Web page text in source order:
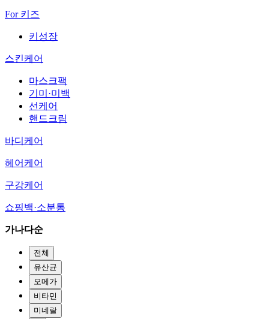
For 키즈
키성장
스킨케어
마스크팩
기미·미백
선케어
핸드크림
바디케어
헤어케어
구강케어
쇼핑백·소분통
가나다순
전체
유산균
오메가
비타민
미네랄